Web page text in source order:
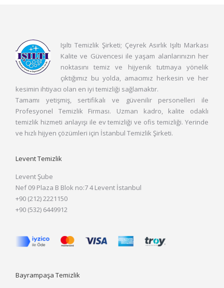
Işıltı Temizlik Şirketi; Çeyrek Asırlık Işıltı Markası
Kalite ve Güvencesi ile yaşam alanlarınızın her
noktasını temiz ve hijyenik tutmaya yönelik
çıktığımız bu yolda, amacımız herkesin ve her
kesimin ihtiyacı olan en iyi temizliği sağlamaktır.
Tamamı yetişmiş, sertifikalı ve güvenilir personelleri ile
Profesyonel Temizlik Firması. Uzman kadro, kalite odaklı
temizlik hizmeti anlayışı ile ev temizliği ve ofis temizliği. Yerinde
ve hızlı hijyen çözümleri için İstanbul Temizlik Şirketi.
Levent Temizlik
Levent Şube
Nef 09 Plaza B Blok no:7 4 Levent İstanbul
+90 (212) 2221150
+90 (532) 6449912
Bayrampaşa Temizlik